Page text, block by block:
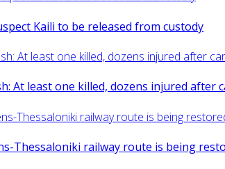
Kaili to be released from custody
At least one killed, dozens injured after
Thessaloniki railway route is being